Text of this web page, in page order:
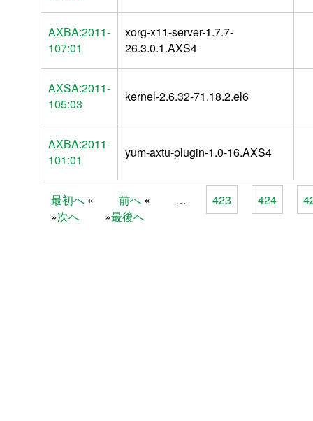
AXBA:2011-
107:01
xorg-x11-server-1.7.7-
26.3.0.1.AXS4
AXSA:2011-
105:03
kernel-2.6.32-71.18.2.el6
AXBA:2011-
101:01
yum-axtu-plugin-1.0-16.AXS4
Pages
最初へ 前へ … 423 424
次へ
最後へ